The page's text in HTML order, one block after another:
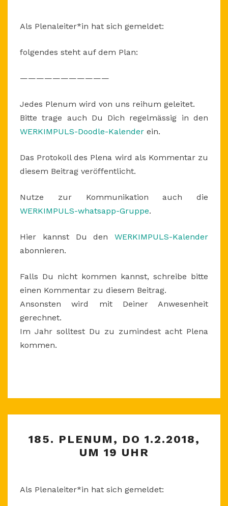
UHR
Als Plenaleiter*in hat sich gemeldet:
folgendes steht auf dem Plan:
———————————
Jedes Plenum wird von uns reihum geleitet.
Bitte trage auch Du Dich regelmässig in den
WERKIMPULS-Doodle-Kalender ein.
Das Protokoll des Plena wird als Kommentar zu
diesem Beitrag veröffentlicht.
Nutze zur Kommunikation auch die
WERKIMPULS-whatsapp-Gruppe.
Hier kannst Du den WERKIMPULS-Kalender
abonnieren.
Falls Du nicht kommen kannst, schreibe bitte
einen Kommentar zu diesem Beitrag.
Ansonsten wird mit Deiner Anwesenheit
gerechnet.
Im Jahr solltest Du zu zumindest acht Plena
kommen.
PLENUM,
DO
185. PLENUM, DO 1.2.2018,
UM 19 UHR
Als Plenaleiter*in hat sich gemeldet: